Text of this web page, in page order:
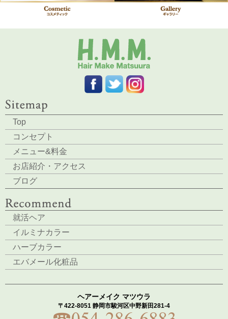
Top
コンセプト
メニュー&料金
お店紹介・アクセス
ブログ
就活ヘア
イルミナカラー
ハーブカラー
エバメール化粧品
ヘアーメイク マツウラ
〒422-8051 静岡市駿河区中野新田281-4